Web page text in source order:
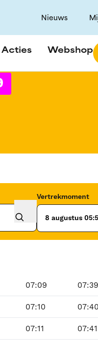
Nieuws
Acties Webshop
Vertrekmoment
8 augustus
07:09 07:39
07:10 07:40
07:11 07:41